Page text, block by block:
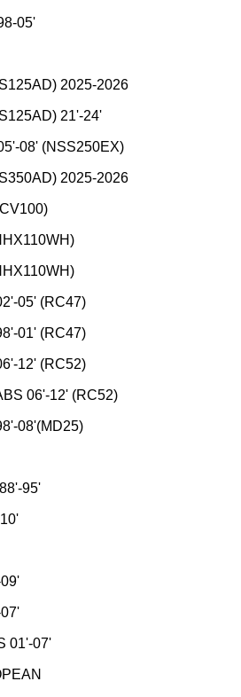
05'
2025-2026
21'-24'
08' (NSS250EX)
2025-2026
05' (RC47)
01' (RC47)
12' (RC52)
06'-12' (RC52)
08'(MD25)
95'
01'-07'